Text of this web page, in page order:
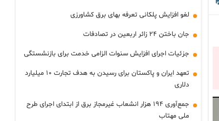
لغو افزایش پلکانی تعرفه بهای برق کشاورزی
جان باختن ۲۴ زائر اربعین در تصادفات
جزئیات اجرای افزایش سنوات الزامی خدمت برای بازنشستگی
تعهد ایران و پاکستان برای رسیدن به هدف تجارت ۱۰ میلیارد
دلاری
جمع‌آوری ۱۹۴ هزار انشعاب غیرمجاز برق از ابتدای اجرای طرح
ملی مهتاب